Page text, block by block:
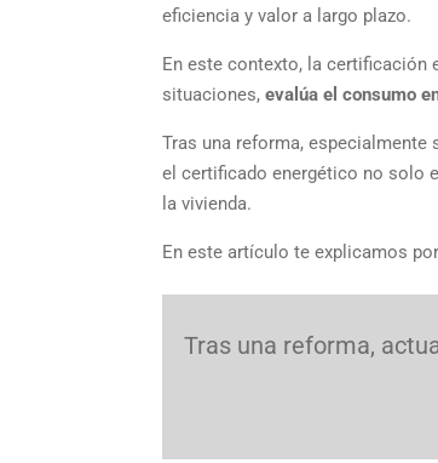
eficiencia y valor a largo plazo.
En este contexto, la certificación
situaciones,evalúa el consumo
Tras una reforma,
el certificado energético no solo
la vivienda.
En este artículo te explicamos
Tras una reforma,